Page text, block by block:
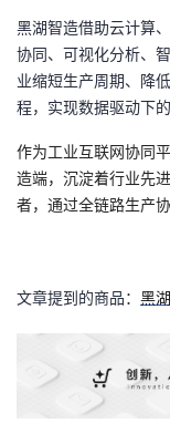
黑湖智造借助云计算、
协同、可视化分析、
业缩短生产周期、降
程，实现数据驱动下的
作为工业互联网协同
造端，沉淀着行业先
者，通过全链路生产
文章提到的商品： 黑